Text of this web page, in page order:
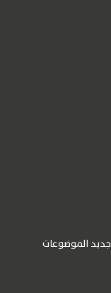
جديد الموضوعات